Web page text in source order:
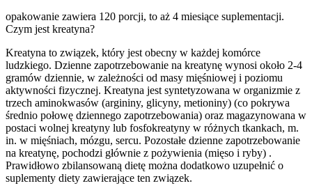
opakowanie zawiera 120 porcji, to aż 4 miesiące suplementacji.
Czym jest kreatyna?
Kreatyna to związek, który jest obecny w każdej komórce
ludzkiego. Dzienne zapotrzebowanie na kreatynę wynosi około 2-4
gramów dziennie, w zależności od masy mięśniowej i poziomu
aktywności fizycznej. Kreatyna jest syntetyzowana w organizmie z
trzech aminokwasów (argininy, glicyny, metioniny) (co pokrywa
średnio połowę dziennego zapotrzebowania) oraz magazynowana w
postaci wolnej kreatyny lub fosfokreatyny w różnych tkankach, m.
in. w mięśniach, mózgu, sercu. Pozostałe dzienne zapotrzebowanie
na kreatynę, pochodzi głównie z pożywienia (mięso i ryby) .
Prawidłowo zbilansowaną dietę można dodatkowo uzupełnić o
suplementy diety zawierające ten związek.